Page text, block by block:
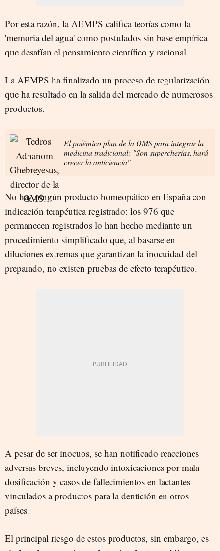
Por esta razón, la AEMPS califica teorías como la
'memoria del agua' como postulados sin base empírica
que desafían el pensamiento científico y racional.
La AEMPS ha finalizado un proceso de regularización
que ha resultado en la salida del mercado de numerosos
productos.
El polémico plan de la OMS para integrar la
medicina tradicional: "Son supercherías, hará
crecer la anticiencia"
No hay ningún producto homeopático en España con
indicación terapéutica registrado: los 976 que
permanecen registrados lo han hecho mediante un
procedimiento simplificado que, al basarse en
diluciones extremas que garantizan la inocuidad del
preparado, no existen pruebas de efecto terapéutico.
A pesar de ser inocuos, se han notificado reacciones
adversas breves, incluyendo intoxicaciones por mala
dosificación y casos de fallecimientos en lactantes
vinculados a productos para la dentición en otros
países.
El principal riesgo de estos productos, sin embargo, es